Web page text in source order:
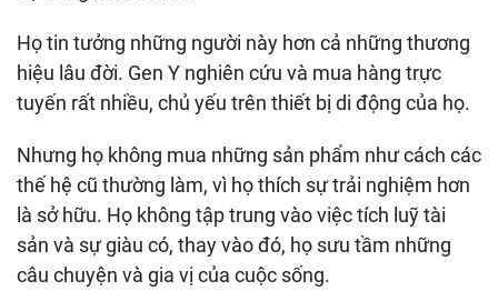
Họ tin tưởng những người này hơn cả những thương
hiệu lâu đời. Gen Y nghiên cứu và mua hàng trực
tuyến rất nhiều, chủ yếu trên thiết bị di động của họ.
Nhưng họ không mua những sản phẩm như cách các
thế hệ cũ thường làm, vì họ thích sự trải nghiệm hơn
là sở hữu. Họ không tập trung vào việc tích luỹ tài
sản và sự giàu có, thay vào đó, họ sưu tầm những
câu chuyện và gia vị của cuộc sống.